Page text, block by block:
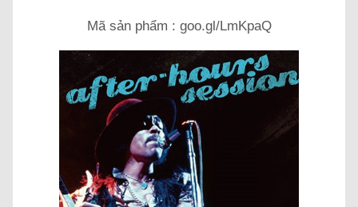
Mã sản phẩm : goo.gl/LmKpaQ